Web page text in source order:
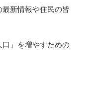
新情報や住民の皆
口」を増やすための